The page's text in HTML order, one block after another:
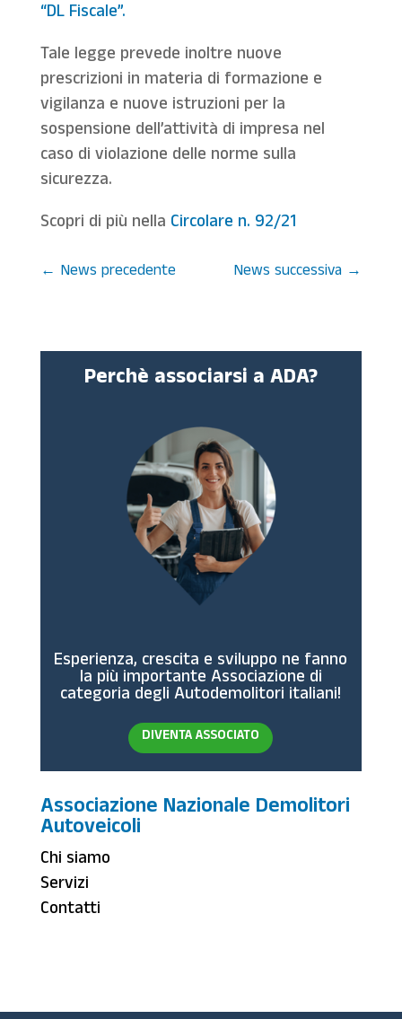
“DL Fiscale”.
Tale legge prevede inoltre nuove
prescrizioni in materia di formazione e
vigilanza e nuove istruzioni per la
sospensione dell’attività di impresa nel
caso di violazione delle norme sulla
sicurezza.
Scopri di più nella Circolare n. 92/21
← News precedente News successiva →
Perchè associarsi a ADA?
Esperienza, crescita e sviluppo ne fanno
la più importante Associazione di
categoria degli Autodemolitori italiani!
DIVENTA ASSOCIATO
Associazione Nazionale Demolitori
Autoveicoli
Chi siamo
Servizi
Contatti